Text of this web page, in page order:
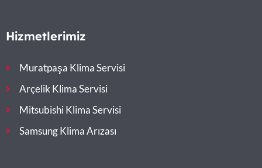
Hizmetlerimiz
Muratpaşa Klima Servisi
Arçelik Klima Servisi
Mitsubishi Klima Servisi
Samsung Klima Arızası